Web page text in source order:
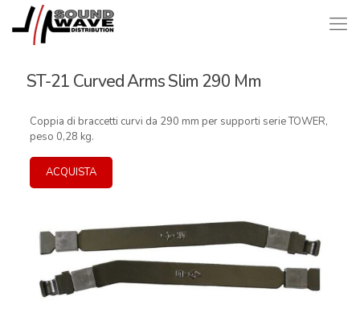
ST-21 Curved Arms Slim 290 Mm
Coppia di braccetti curvi da 290 mm per supporti serie TOWER,
peso 0,28 kg.
ACQUISTA